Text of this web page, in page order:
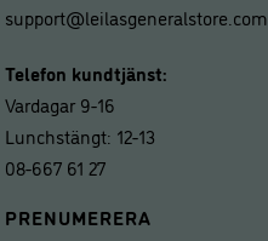
support@leilasgeneralstore.com
Telefon kundtjänst:
Vardagar 9-16
Lunchstängt: 12-13
08-667 61 27
PRENUMERERA